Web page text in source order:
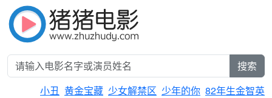
搜索
小丑 黄金宝藏 少女解禁区 少年的你 82年生金智英